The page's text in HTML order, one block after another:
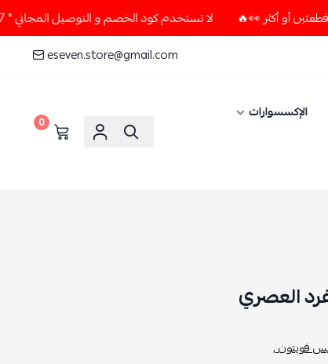
لا تستخدم كود الخصم و التوصيل المجاني " N7 " إلا إذا طلبت قطعتين أو أكثر 👀🔥
eseven.store@gmail.com
الإكسسوارات
0
العصري
فويتون ,